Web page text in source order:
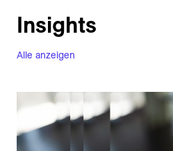
Alle anzeigen
Insights